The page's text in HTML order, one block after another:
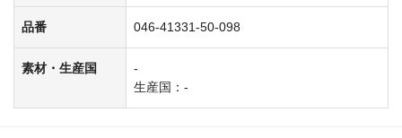
品番 046-41331-50-098
素材・生産国
-
生産国：-